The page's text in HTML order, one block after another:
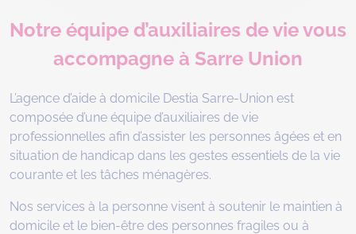
Notre équipe d’auxiliaires de vie vous
accompagne à Sarre Union
L’agence d’aide à domicile Destia Sarre-Union est
composée d’une équipe d’auxiliaires de vie
professionnelles afin d’assister les personnes âgées et en
situation de handicap dans les gestes essentiels de la vie
courante et les tâches ménagères.
Nos services à la personne visent à soutenir le maintien à
domicile et le bien-être des personnes fragiles ou à